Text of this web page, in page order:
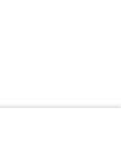
Control：100% Working
by Motherboard